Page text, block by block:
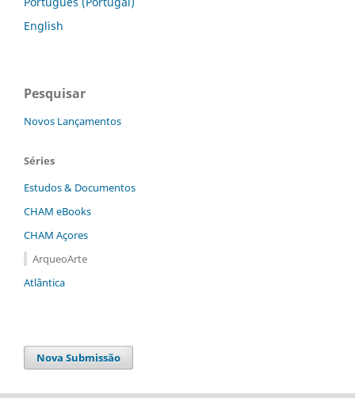
English
Pesquisar
Novos Lançamentos
Séries
Estudos & Documentos
CHAM eBooks
CHAM Açores
ArqueoArte
Atlântica
Nova Submissão